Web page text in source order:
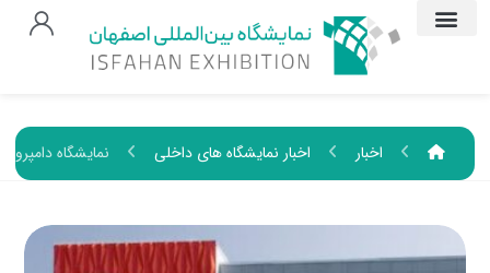
اخبار اخبار نمایشگاه های داخلی نمایشگاه دامپروری و